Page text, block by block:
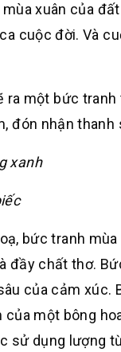
xuân của
cuộc đời. Và
một bức tranh
đón nhận thanh
bức tranh mùa
đầy chất thơ.
của cảm
một bông
sử dụng lượng